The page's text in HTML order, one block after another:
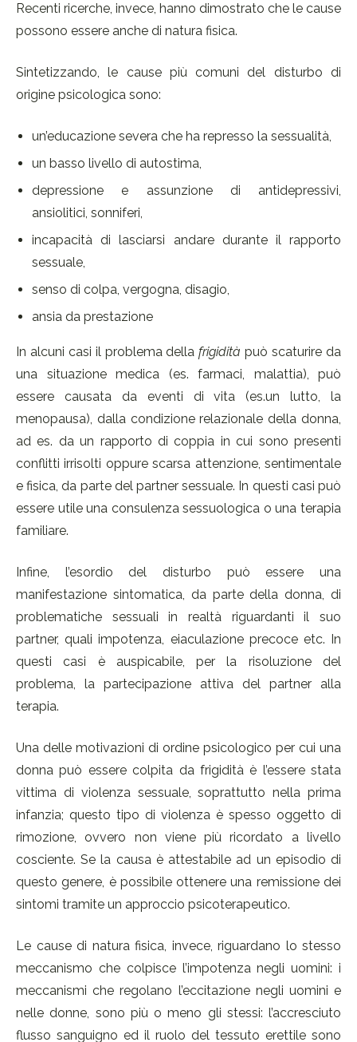
Recenti ricerche, invece, hanno dimostrato che le cause
possono essere anche di natura fisica.
Sintetizzando, le cause più comuni del disturbo di
origine psicologica sono:
un’educazione severa che ha represso la sessualità,
un basso livello di autostima,
depressione e assunzione di antidepressivi,
ansiolitici, sonniferi,
incapacità di lasciarsi andare durante il rapporto
sessuale,
senso di colpa, vergogna, disagio,
ansia da prestazione
In alcuni casi il problema dellafrigidità può scaturire da
una situazione medica (es. farmaci, malattia), può
essere causata da eventi di vita (es.un lutto, la
menopausa), dalla condizione relazionale della donna,
ad es. da un rapporto di coppia in cui sono presenti
conflitti irrisolti oppure scarsa attenzione, sentimentale
e fisica, da parte del partner sessuale. In questi casi può
essere utile una consulenza sessuologica o una terapia
familiare.
Infine, l’esordio del disturbo può essere una
manifestazione sintomatica, da parte della donna, di
problematiche sessuali in realtà riguardanti il suo
partner, quali impotenza, eiaculazione precoce etc. In
questi casi è auspicabile, per la risoluzione del
problema, la partecipazione attiva del partner alla
terapia.
Una delle motivazioni di ordine psicologico per cui una
donna può essere colpita da frigidità è l’essere stata
vittima di violenza sessuale, soprattutto nella prima
infanzia; questo tipo di violenza è spesso oggetto di
rimozione, ovvero non viene più ricordato a livello
cosciente. Se la causa è attestabile ad un episodio di
questo genere, è possibile ottenere una remissione dei
sintomi tramite un approccio psicoterapeutico.
Le cause di natura fisica, invece, riguardano lo stesso
meccanismo che colpisce l’impotenza negli uomini: i
meccanismi che regolano l’eccitazione negli uomini e
nelle donne, sono più o meno gli stessi: l’accresciuto
flusso sanguigno ed il ruolo del tessuto erettile sono